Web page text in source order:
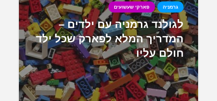
גרמניה פארקי שעשועים
לגולנד גרמניה עם ילדים –
המדריך המלא לפארק שכל ילד
חולם עליו